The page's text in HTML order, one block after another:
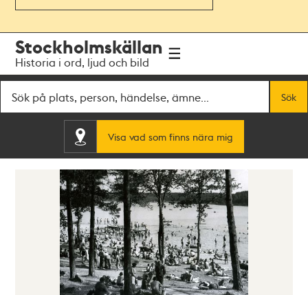
navigationen
huvudinnehållet
Stockholmskällan
Historia i ord, ljud och bild
Sök
Visa vad som finns nära mig